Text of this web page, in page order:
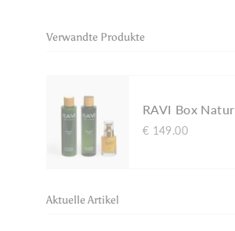
Verwandte Produkte
RAVI Box Natur
€ 149.00
Aktuelle Artikel